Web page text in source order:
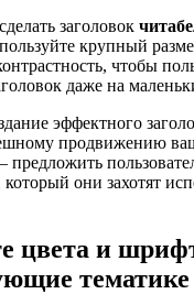
заголовок
крупный
чтобы
даже на
эффектного
продвижению
они захотят
цвета и
тематике